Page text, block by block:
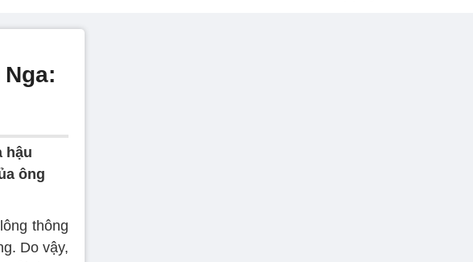
hậu
ông
thông
Do vậy,